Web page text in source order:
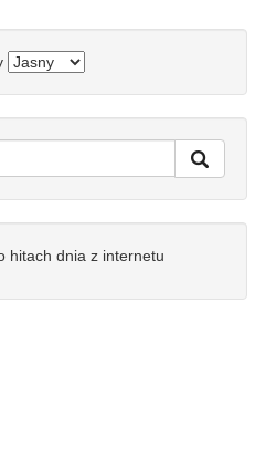
hitach dnia z internetu